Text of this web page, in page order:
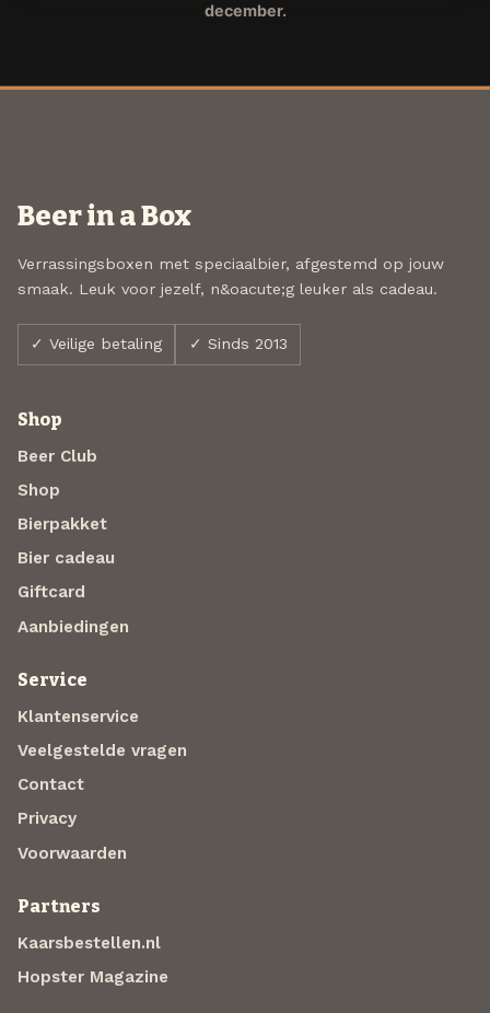
december.
Beer in a Box
Verrassingsboxen met speciaalbier, afgestemd op jouw
smaak. Leuk voor jezelf, n&oacute;g leuker als cadeau.
✓ Veilige betaling ✓ Sinds 2013
Shop
Beer Club
Shop
Bierpakket
Bier cadeau
Giftcard
Aanbiedingen
Service
Klantenservice
Veelgestelde vragen
Contact
Privacy
Voorwaarden
Partners
Kaarsbestellen.nl
Hopster Magazine